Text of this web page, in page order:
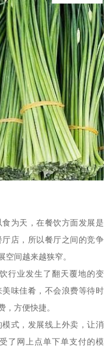
为天，在餐饮方面发展是
店，所以餐厅之间的竞争
间越来越狭窄。
行业发生了翻天覆地的变
味佳肴，不会浪费等待时
，方便快捷。
式，发展线上外卖，让消
了网上点单下单支付的模